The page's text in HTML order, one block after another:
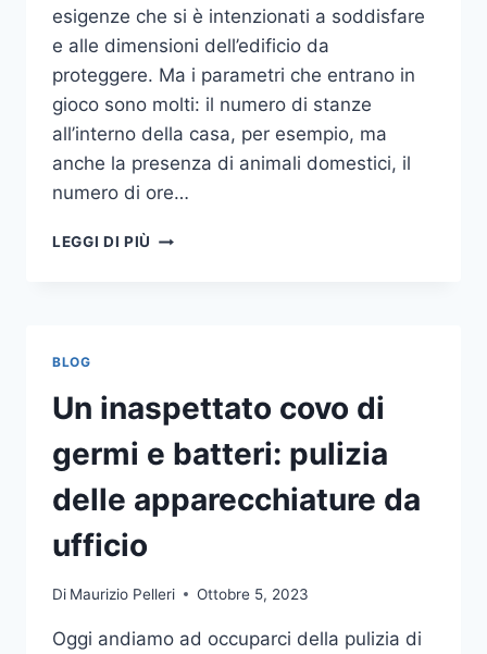
esigenze che si è intenzionati a soddisfare
e alle dimensioni dell’edificio da
proteggere. Ma i parametri che entrano in
gioco sono molti: il numero di stanze
all’interno della casa, per esempio, ma
anche la presenza di animali domestici, il
numero di ore…
LEGGI DI PIÙ COME
BLOG
Un inaspettato covo di
germi e batteri: pulizia
delle apparecchiature da
ufficio
Di Maurizio Pelleri Ottobre 5, 2023
Oggi andiamo ad occuparci della pulizia di